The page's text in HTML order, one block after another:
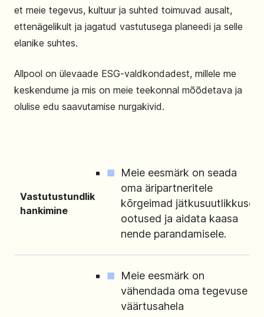
et meie tegevus, kultuur ja suhted toimuvad ausalt,
ettenägelikult ja jagatud vastutusega planeedi ja selle
elanike suhtes.
Allpool on ülevaade ESG-valdkondadest, millele me
keskendume ja mis on meie teekonnal mõõdetava ja
olulise edu saavutamise nurgakivid.
Vastutustundlik
hankimine
Meie eesmärk on seada
oma äripartneritele
kõrgeimad jätkusuutlikkuse
ootused ja aidata kaasa
nende parandamisele.
Meie eesmärk on
vähendada oma tegevuse ja
väärtusahela